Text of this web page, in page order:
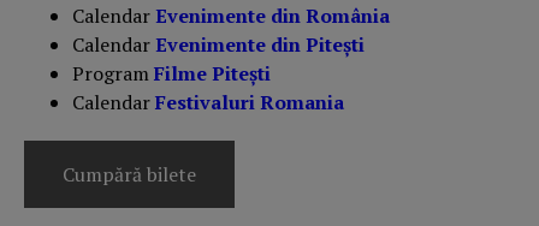
CalendarEvenimente din România
CalendarEvenimente din Pitești
ProgramFilme Pitești
CalendarFestivaluri Romania
Cumpără bilete